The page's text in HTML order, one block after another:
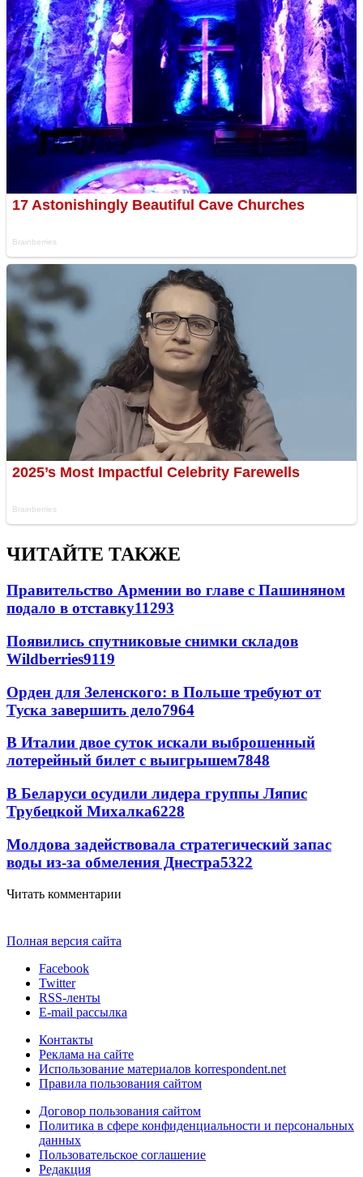
ЧИТАЙТЕ ТАКЖЕ
Правительство Армении во главе с Пашиняном
подало в отставку11293
Появились спутниковые снимки складов
Wildberries9119
Орден для Зеленского: в Польше требуют от
Туска завершить дело7964
В Италии двое суток искали выброшенный
лотерейный билет с выигрышем7848
В Беларуси осудили лидера группы Ляпис
Трубецкой Михалка6228
Молдова задействовала стратегический запас
воды из-за обмеления Днестра5322
Читать комментарии
Полная версия сайта
Facebook
Twitter
RSS-ленты
E-mail рассылка
Контакты
Реклама на сайте
Использование материалов korrespondent.net
Правила пользования сайтом
Договор пользования сайтом
Политика в сфере конфиденциальности и персональных
данных
Пользовательское соглашение
Редакция